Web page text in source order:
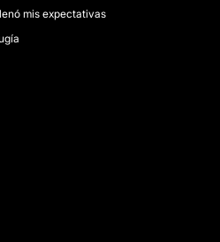
mis expectativas